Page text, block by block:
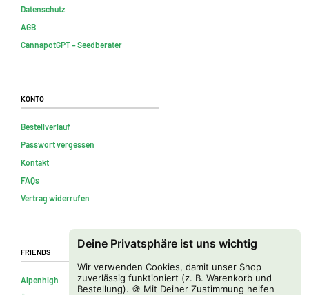
Deine Privatsphäre ist uns wichtig
Wir verwenden Cookies, damit unser Shop
zuverlässig funktioniert (z. B. Warenkorb und
Bestellung). 🍪 Mit Deiner Zustimmung helfen
Datenschutz
AGB
CannapotGPT – Seedberater
Konto
Bestellverlauf
Passwort vergessen
Kontakt
FAQs
Vertrag widerrufen
Friends
Alpenhigh